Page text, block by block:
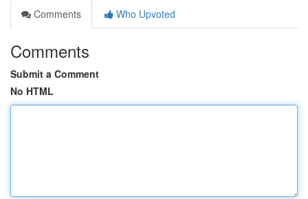
Comments
Who Upvoted
Comments
Submit a Comment
No HTML